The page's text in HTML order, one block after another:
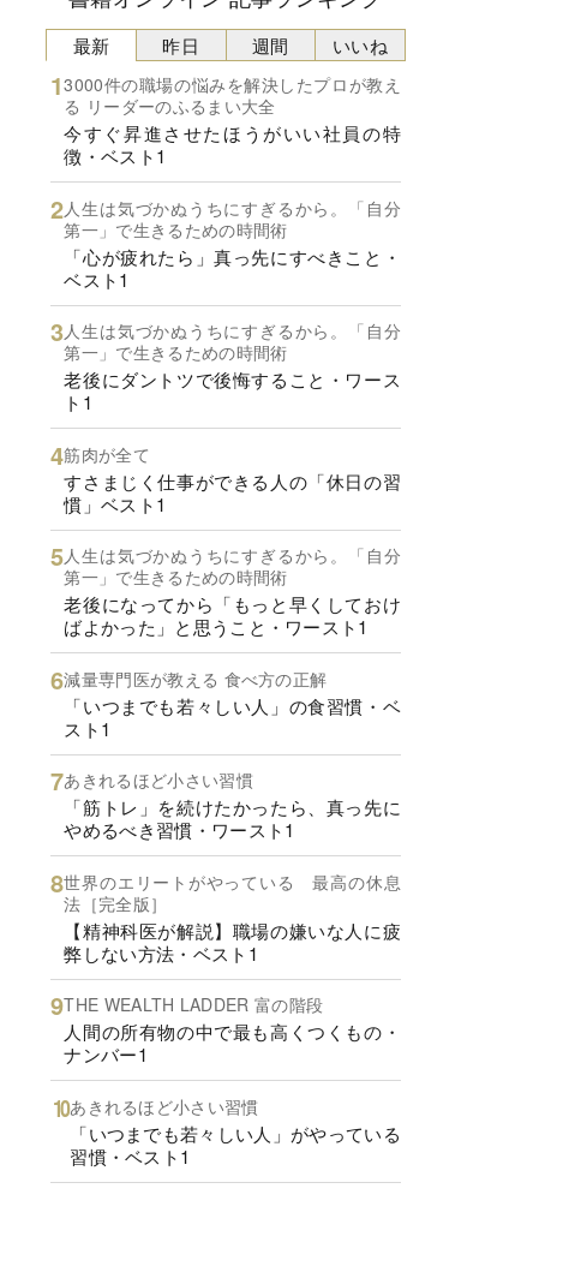
最新
3000件の職場の悩みを解決したプロが教え
る リーダーのふるまい大全
今すぐ昇進させたほうがいい社員の特
徴・ベスト1
人生は気づかぬうちにすぎるから。「自分
第一」で生きるための時間術
「心が疲れたら」真っ先にすべきこと・
ベスト1
人生は気づかぬうちにすぎるから。「自分
第一」で生きるための時間術
老後にダントツで後悔すること・ワース
ト1
筋肉が全て
すさまじく仕事ができる人の「休日の習
慣」ベスト1
人生は気づかぬうちにすぎるから。「自分
第一」で生きるための時間術
老後になってから「もっと早くしておけ
ばよかった」と思うこと・ワースト1
減量専門医が教える 食べ方の正解
「いつまでも若々しい人」の食習慣・ベ
スト1
あきれるほど小さい習慣
「筋トレ」を続けたかったら、真っ先に
やめるべき習慣・ワースト1
世界のエリートがやっている 最高の休息
法［完全版］
【精神科医が解説】職場の嫌いな人に疲
弊しない方法・ベスト1
THE WEALTH LADDER 富の階段
人間の所有物の中で最も高くつくもの・
ナンバー1
あきれるほど小さい習慣
「いつまでも若々しい人」がやっている
習慣・ベスト1
昨日 週間 いいね